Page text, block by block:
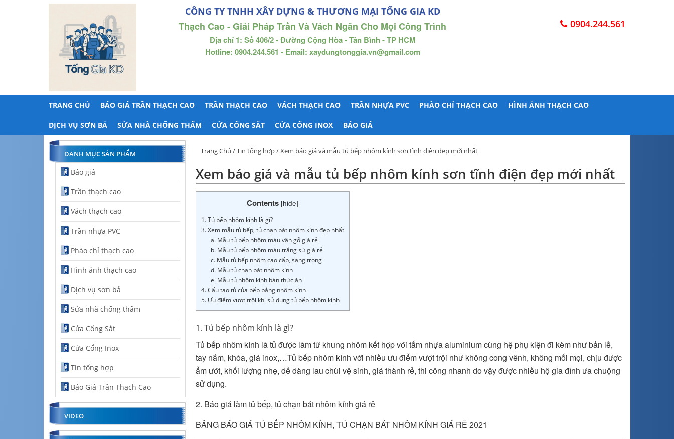
CÔNG TY TNHH XÂY DỰNG & THƯƠNG MẠI TỐNG GIA KD
Thạch Cao - Giải Pháp Trần Và Vách Ngăn Cho Mọi Công Trình
Địa chỉ 1: Số 406/2 - Đường Cộng Hòa - Tân Bình - TP HCM
Hotline: 0904.244.561 - Email: xaydungtonggia.vn@gmail.com
0904.244.561
TRANG CHỦ BÁO GIÁ TRẦN THẠCH CAO TRẦN THẠCH CAO VÁCH THẠCH CAO TRẦN NHỰA PVC PHÀO CHỈ THẠCH CAO HÌNH ẢNH THẠCH CAO
DỊCH VỤ SƠN BẢ SỬA NHÀ CHỐNG THẤM CỬA CỔNG SẮT CỬA CỔNG INOX BÁO GIÁ
Trang Chủ /Tin tổng hợp/ Xem báo giá và mẫu tủ bếp nhôm kính sơn tĩnh điện đẹp mới nhất
Xem báo giá và mẫu tủ bếp nhôm kính sơn tĩnh điện đẹp mới nhất
Contents [hide]
1. Tủ bếp nhôm kính là gì?
3. Xem mẫu tủ bếp, tủ chạn bát nhôm kính đẹp nhất
a. Mẫu tủ bếp nhôm màu vân gỗ giá rẻ
b. Mẫu tủ bếp nhôm màu trắng sứ giá rẻ
c. Mẫu tủ bếp nhôm cao cấp, sang trọng
d. Mẫu tủ chạn bát nhôm kính
e. Mẫu tủ nhôm kính bán thức ăn
4. Cấu tạo tủ của bếp bằng nhôm kính
5. Ưu điểm vượt trội khi sử dụng tủ bếp nhôm kính
1. Tủ bếp nhôm kính là gì?
Tủ bếp nhôm kính là tủ được làm từ khung nhôm kết hợp với tấm nhựa aluminium cùng hệ phụ kiện đi kèm như bản lề,
tay nắm, khóa, giá inox,…Tủ bếp nhôm kính với nhiều ưu điểm vượt trội như không cong vênh, không mối mọi, chịu được
ẩm ướt, khối lượng nhẹ, dễ dàng lau chùi vệ sinh, giá thành rẻ, thi công nhanh do vậy được nhiều hộ gia đình ưa chuộng
sử dụng.
2. Báo giá làm tủ bếp, tủ chạn bát nhôm kính giá rẻ
BẢNG BÁO GIÁ TỦ BẾP NHÔM KÍNH, TỦ CHẠN BÁT NHÔM KÍNH GIÁ RẺ 2021
DANH MỤC SẢN PHẨM
Báo giá
Trần thạch cao
Vách thạch cao
Trần nhựa PVC
Phào chỉ thạch cao
Hình ảnh thạch cao
Dịch vụ sơn bả
Sửa nhà chống thấm
Cửa Cổng Sắt
Cửa Cổng Inox
Tin tổng hợp
Báo Giá Trần Thạch Cao
VIDEO